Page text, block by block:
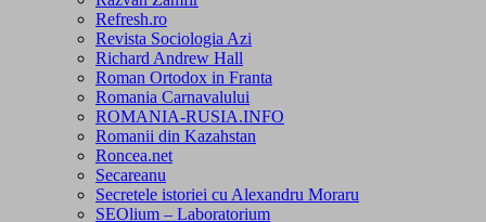
Refresh.ro
Revista Sociologia Azi
Richard Andrew Hall
Roman Ortodox in Franta
Romania Carnavalului
ROMANIA-RUSIA.INFO
Romanii din Kazahstan
Roncea.net
Secareanu
Secretele istoriei cu Alexandru Moraru
SEOlium – Laboratorium